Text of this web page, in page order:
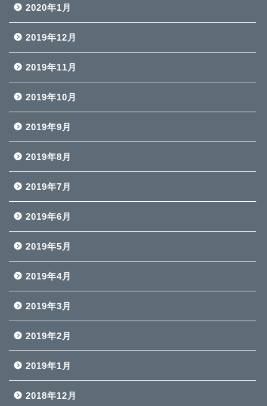
2020年1月
2019年12月
2019年11月
2019年10月
2019年9月
2019年8月
2019年7月
2019年6月
2019年5月
2019年4月
2019年3月
2019年2月
2019年1月
2018年12月